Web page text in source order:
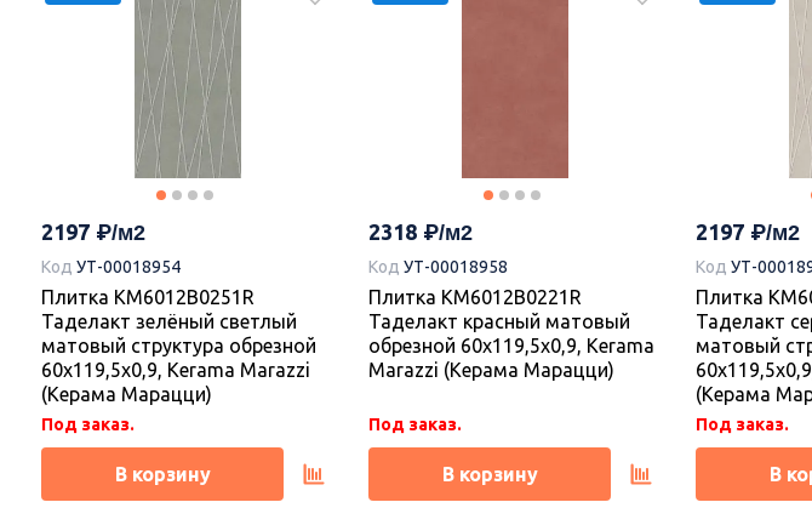
2197
Код УТ-00018954
Плитка KM6012B0251R
Таделакт зелёный светлый
матовый структура обрезной
60x119,5x0,9, Kerama Marazzi
(Керама Марацци)
Под заказ.
В корзину
2318
Код УТ-00018958
Плитка KM6012B0221R
Таделакт красный матовый
обрезной 60x119,5x0,9, Kerama
Marazzi (Керама Марацци)
Под заказ.
В корзину
2197
Код УТ-
Плитка
Таделакт
матовый
(Керама
Под заказ.
В